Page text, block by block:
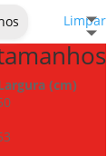
Limpar
(cm)